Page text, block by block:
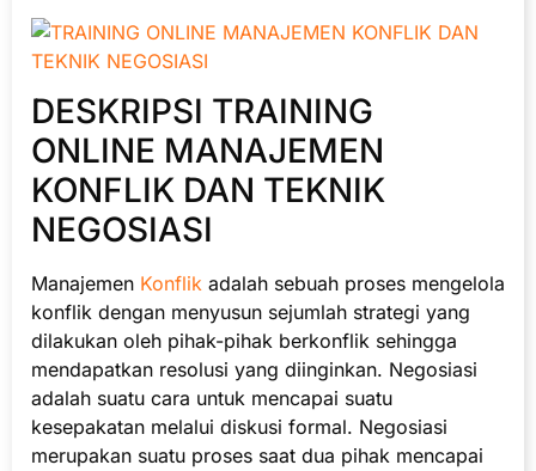
DESKRIPSI TRAINING
ONLINE MANAJEMEN
KONFLIK DAN TEKNIK
NEGOSIASI
Manajemen Konflik adalah sebuah proses mengelola
konflik dengan menyusun sejumlah strategi yang
dilakukan oleh pihak-pihak berkonflik sehingga
mendapatkan resolusi yang diinginkan. Negosiasi
adalah suatu cara untuk mencapai suatu
kesepakatan melalui diskusi formal. Negosiasi
merupakan suatu proses saat dua pihak mencapai